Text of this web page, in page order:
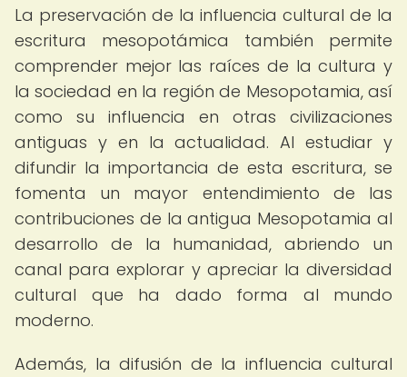
La preservación de la influencia cultural de la
escritura mesopotámica también permite
comprender mejor las raíces de la cultura y
la sociedad en la región de Mesopotamia, así
como su influencia en otras civilizaciones
antiguas y en la actualidad. Al estudiar y
difundir la importancia de esta escritura, se
fomenta un mayor entendimiento de las
contribuciones de la antigua Mesopotamia al
desarrollo de la humanidad, abriendo un
canal para explorar y apreciar la diversidad
cultural que ha dado forma al mundo
moderno.
Además, la difusión de la influencia cultural